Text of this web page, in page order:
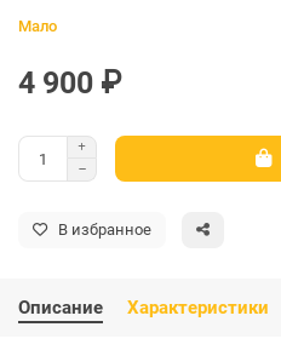
Мало
4 900 ₽
В избранное
Описание Характеристики